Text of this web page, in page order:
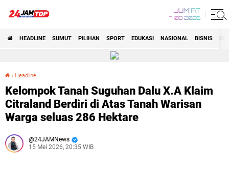
JUM'AT
7 08 2026
HEADLINE SUMUT PILIHAN SPORT EDUKASI NASIONAL BISNIS
› Headline
Kelompok Tanah Suguhan Dalu X.A Klaim
Citraland Berdiri di Atas Tanah Warisan
Warga seluas 286 Hektare
24JAMNews
15 Mei 2026, 20:35 WIB